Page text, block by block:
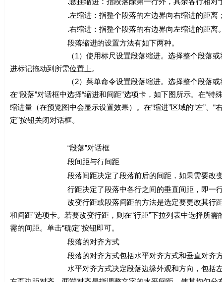
.左缩进：指整个段落的左边界向右缩进的距离
.右缩进：指整个段落的右边界向左缩进的距离
段落缩进的设置方法有如下两种。
（1）使用标尺设置段落缩进。选择整个段落或将插入
进标记拖动到所需位置上。
（2）菜单命令设置段落缩进。选择整个段落或将插入
在“段落”对话框中选择“缩进和间距”选项卡，如下图所示。在“特
缩进量（在预览图中会显示设置效果）。在“缩进”区域的“左”、
定”按钮关闭对话框。
“段落”对话框
段间距与行间距
段落间距决定了段落前后的间距，如果需要改变多个
行距决定了段落中各行之间的垂直间距，即一行文字
改变行距或段落间距的方法是选定要更改其行距或段落
和间距”选项卡。若要改变行距，则在“行距”下拉列表中选择所
需的间距。单击“确定”按钮即可。
段落的对齐方式
段落的对齐方式包括水平对齐方式和垂直对齐方
水平对齐方式决定段落边缘外观和方向，包括左对齐